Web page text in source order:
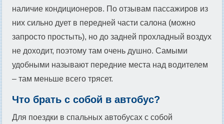
наличие кондиционеров. По отзывам пассажиров из
них сильно дует в передней части салона (можно
запросто простыть), но до задней прохладный воздух
не доходит, поэтому там очень душно. Самыми
удобными называют передние места над водителем
– там меньше всего трясет.
Что брать с собой в автобус?
Для поездки в спальных автобусах с собой